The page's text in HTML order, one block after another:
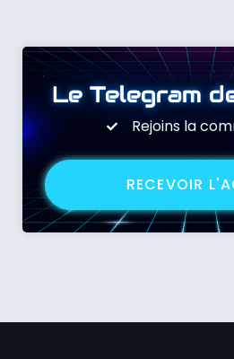
Le Telegram
Rejoins la
RECEVOIR